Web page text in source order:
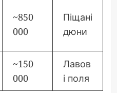
~850
000
Піщані
дюни
~150
000
Лавов
і поля